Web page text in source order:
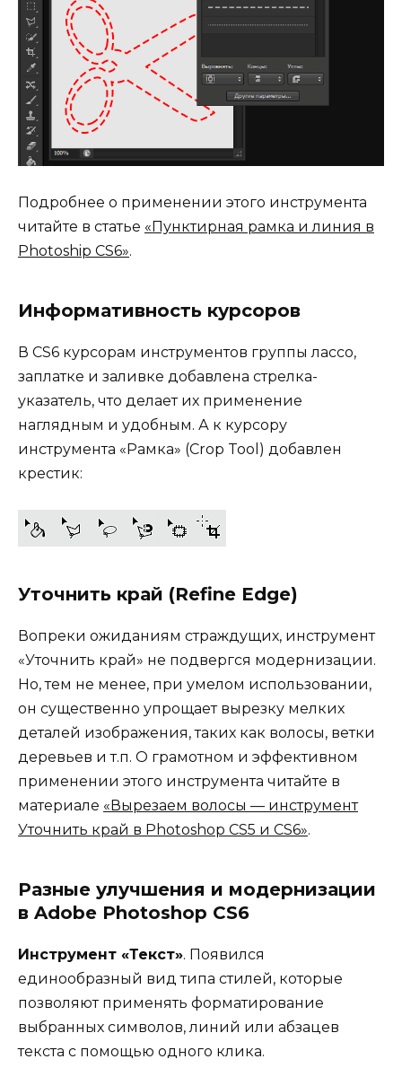
Подробнее о применении этого инструмента
читайте в статье «Пунктирная рамка и линия в
Photoship CS6».
Информативность курсоров
В CS6 курсорам инструментов группы лассо,
заплатке и заливке добавлена стрелка-
указатель, что делает их применение
наглядным и удобным. А к курсору
инструмента «Рамка» (Crop Tool) добавлен
крестик:
Уточнить край (Refine Edge)
Вопреки ожиданиям страждущих, инструмент
«Уточнить край» не подвергся модернизации.
Но, тем не менее, при умелом использовании,
он существенно упрощает вырезку мелких
деталей изображения, таких как волосы, ветки
деревьев и т.п. О грамотном и эффективном
применении этого инструмента читайте в
материале «Вырезаем волосы — инструмент
Уточнить край в Photoshop CS5 и CS6».
Разные улучшения и модернизации
в Adobe Photoshop CS6
Инструмент «Текст». Появился
единообразный вид типа стилей, которые
позволяют применять форматирование
выбранных символов, линий или абзацев
текста с помощью одного клика.